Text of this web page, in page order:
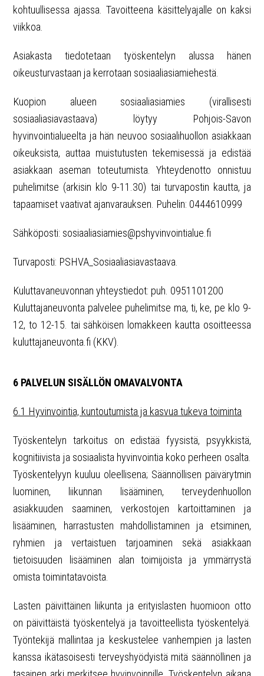
kohtuullisessa ajassa. Tavoitteena käsittelyajalle on kaksi
viikkoa.
Asiakasta tiedotetaan työskentelyn alussa hänen
oikeusturvastaan ja kerrotaan sosiaaliasiamiehestä.
Kuopion alueen sosiaaliasiamies (virallisesti
sosiaaliasiavastaava) löytyy Pohjois-Savon
hyvinvointialueelta ja hän neuvoo sosiaalihuollon asiakkaan
oikeuksista, auttaa muistutusten tekemisessä ja edistää
asiakkaan aseman toteutumista. Yhteydenotto onnistuu
puhelimitse (arkisin klo 9-11.30) tai turvapostin kautta, ja
tapaamiset vaativat ajanvarauksen. Puhelin: 0444610999
Sähköposti: sosiaaliasiamies@pshyvinvointialue.fi
Turvaposti: PSHVA_Sosiaaliasiavastaava.
Kuluttavaneuvonnan yhteystiedot: puh. 0951101200
Kuluttajaneuvonta palvelee puhelimitse ma, ti, ke, pe klo 9-
12, to 12-15. tai sähköisen lomakkeen kautta osoitteessa
kuluttajaneuvonta.fi (KKV).
6 PALVELUN SISÄLLÖN OMAVALVONTA
6.1 Hyvinvointia, kuntoutumista ja kasvua tukeva toiminta
Työskentelyn tarkoitus on edistää fyysistä, psyykkistä,
kognitiivista ja sosiaalista hyvinvointia koko perheen osalta.
Työskentelyyn kuuluu oleellisena; Säännöllisen päivärytmin
luominen, liikunnan lisääminen, terveydenhuollon
asiakkuuden saaminen, verkostojen kartoittaminen ja
lisääminen, harrastusten mahdollistaminen ja etsiminen,
ryhmien ja vertaistuen tarjoaminen sekä asiakkaan
tietoisuuden lisääminen alan toimijoista ja ymmärrystä
omista toimintatavoista.
Lasten päivittäinen liikunta ja erityislasten huomioon otto
on päivittäistä työskentelyä ja tavoitteellista työskentelyä.
Työntekijä mallintaa ja keskustelee vanhempien ja lasten
kanssa ikätasoisesti terveyshyödyistä mitä säännöllinen ja